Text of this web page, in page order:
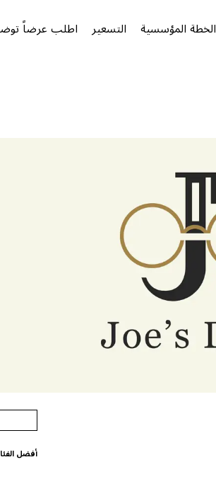
الخطة المؤسسية التسعير اطلب عرضاً
أفضل